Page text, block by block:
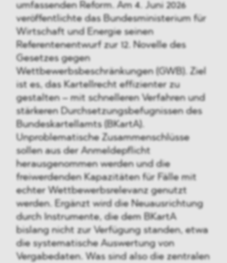
umfassenden Reform. Am 4. Juni 2026
veröffentlichte das Bundesministerium für
Wirtschaft und Energie seinen
Referentenentwurf zur 12. Novelle des
Gesetzes gegen
Wettbewerbsbeschränkungen (GWB). Ziel
ist es, das Kartellrecht effizienter zu
gestalten – mit schnelleren Verfahren und
stärkeren Durchsetzungsbefugnissen des
Bundeskartellamts (BKartA).
Unproblematische Zusammenschlüsse
sollen aus der Anmeldepflicht
herausgenommen werden und die
freiwerdenden Kapazitäten für Fälle mit
echter Wettbewerbsrelevanz genutzt
werden. Ergänzt wird die Neuausrichtung
durch Instrumente, die dem BKartA
bislang nicht zur Verfügung standen, etwa
die systematische Auswertung von
Vergabedaten. Was sind also die zentralen